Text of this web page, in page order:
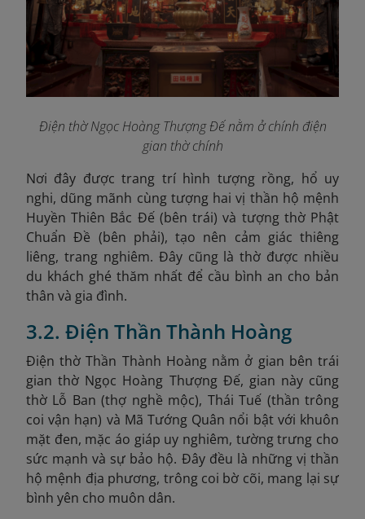
Điện thờ Ngọc Hoàng Thượng Đế nằm ở chính điện
gian thờ chính
Nơi đây được trang trí hình tượng rồng, hổ uy
nghi, dũng mãnh cùng tượng hai vị thần hộ mệnh
Huyền Thiên Bắc Đế (bên trái) và tượng thờ Phật
Chuẩn Đề (bên phải), tạo nên cảm giác thiêng
liêng, trang nghiêm. Đây cũng là thờ được nhiều
du khách ghé thăm nhất để cầu bình an cho bản
thân và gia đình.
3.2. Điện Thần Thành Hoàng
Điện thờ Thần Thành Hoàng nằm ở gian bên trái
gian thờ Ngọc Hoàng Thượng Đế, gian này cũng
thờ Lỗ Ban (thợ nghề mộc), Thái Tuế (thần trông
coi vận hạn) và Mã Tướng Quân nổi bật với khuôn
mặt đen, mặc áo giáp uy nghiêm, tường trưng cho
sức mạnh và sự bảo hộ. Đây đều là những vị thần
hộ mệnh địa phương, trông coi bờ cõi, mang lại sự
bình yên cho muôn dân.